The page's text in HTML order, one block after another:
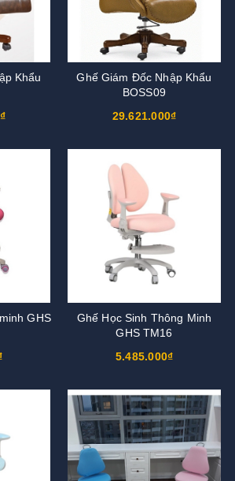
Khẩu
Ghế Giám Đốc Nhập Khẩu
BOSS09
29.621.000₫
GHS
Ghế Học Sinh Thông Minh
GHS TM16
5.485.000₫